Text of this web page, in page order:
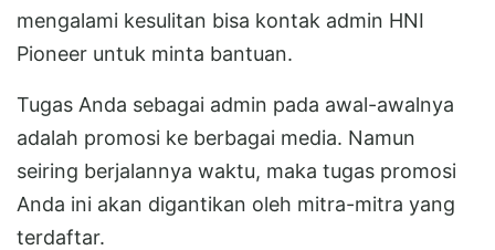
mengalami kesulitan bisa kontak admin HNI
Pioneer untuk minta bantuan.
Tugas Anda sebagai admin pada awal-awalnya
adalah promosi ke berbagai media. Namun
seiring berjalannya waktu, maka tugas promosi
Anda ini akan digantikan oleh mitra-mitra yang
terdaftar.